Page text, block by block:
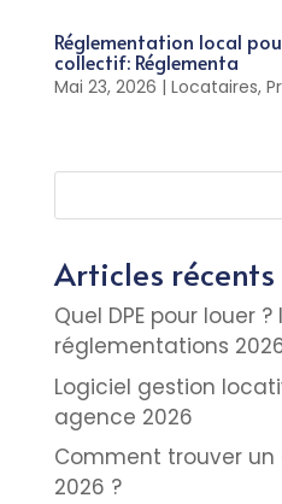
Réglementation local
collectif: Réglementa
Mai 23, 2026 | Locataires,
Articles récents
Quel DPE pour louer
réglementations
Logiciel gestion
agence 2026
Comment trouver
2026 ?